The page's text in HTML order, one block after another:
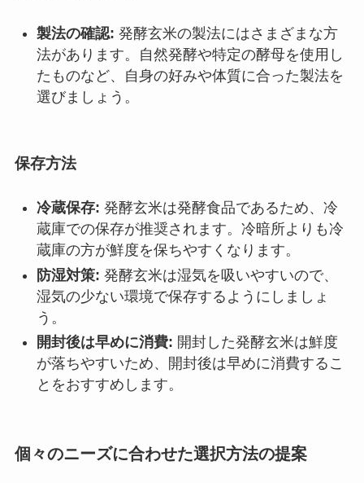
製法の確認: 発酵玄米の製法にはさまざまな方
法があります。自然発酵や特定の酵母を使用し
たものなど、自身の好みや体質に合った製法を
選びましょう。
保存方法
冷蔵保存: 発酵玄米は発酵食品であるため、冷
蔵庫での保存が推奨されます。冷暗所よりも冷
蔵庫の方が鮮度を保ちやすくなります。
防湿対策: 発酵玄米は湿気を吸いやすいので、
湿気の少ない環境で保存するようにしましょ
う。
開封後は早めに消費: 開封した発酵玄米は鮮度
が落ちやすいため、開封後は早めに消費するこ
とをおすすめします。
個々のニーズに合わせた選択方法の提案